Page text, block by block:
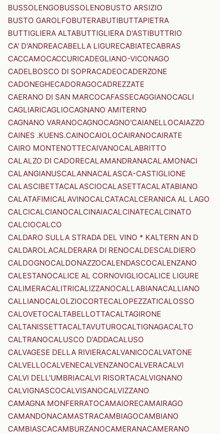
BUSSOLENGOBUSSOLENOBUSTO ARSIZIO
BUSTO GAROLFOBUTERABUTIBUTTAPIETRA
BUTTIGLIERA ALTABUTTIGLIERA D'ASTIBUTTRIO
CA' D'ANDREACABELLA LIGURECABIATECABRAS
CACCAMOCACCURICADEGLIANO-VICONAGO
CADELBOSCO DI SOPRACADEOCADERZONE
CADONEGHECADORAGOCADREZZATE
CAERANO DI SAN MARCOCAFASSECAGGIANOCAGLI
CAGLIARICAGLIOCAGNANO AMITERNO
CAGNANO VARANOCAGNOCAGNO'CAIANELLOCAIAZZO
CAINES .KUENS.CAINOCAIOLOCAIRANOCAIRATE
CAIRO MONTENOTTECAIVANOCALABRITTO
CALALZO DI CADORECALAMANDRANACALAMONACI
CALANGIANUSCALANNACALASCA-CASTIGLIONE
CALASCIBETTACALASCIOCALASETTACALATABIANO
CALATAFIMICALAVINOCALCATACALCERANICA AL LAGO
CALCICALCIANOCALCINAIACALCINATECALCINATO
CALCIOCALCO
CALDARO SULLA STRADA DEL VINO * KALTERN AN D
CALDAROLACALDERARA DI RENOCALDESCALDIERO
CALDOGNOCALDONAZZOCALENDASCOCALENZANO
CALESTANOCALICE AL CORNOVIGLIOCALICE LIGURE
CALIMERACALITRICALIZZANOCALLABIANACALLIANO
CALLIANOCALOLZIOCORTECALOPEZZATICALOSSO
CALOVETOCALTABELLOTTACALTAGIRONE
CALTANISSETTACALTAVUTUROCALTIGNAGACALTO
CALTRANOCALUSCO D'ADDACALUSO
CALVAGESE DELLA RIVIERACALVANICOCALVATONE
CALVELLOCALVENECALVENZANOCALVERACALVI
CALVI DELL'UMBRIACALVI RISORTACALVIGNANO
CALVIGNASCOCALVISANOCALVIZZANO
CAMAGNA MONFERRATOCAMAIORECAMAIRAGO
CAMANDONACAMASTRACAMBIAGOCAMBIANO
CAMBIASCACAMBURZANOCAMERANACAMERANO